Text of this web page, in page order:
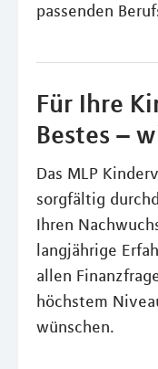
passenden
Für Ihre
Bestes –
Das MLP
sorgfältig
Ihren
langjährige
allen
höchstem
wünschen.